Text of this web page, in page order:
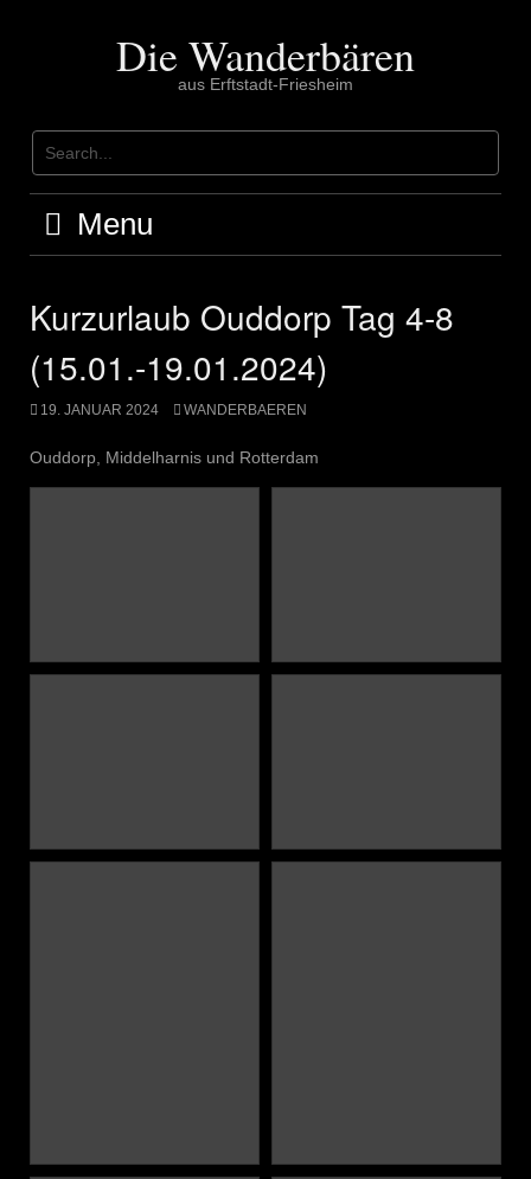
Die Wanderbären
aus Erftstadt-Friesheim
Menu
Kurzurlaub Ouddorp Tag 4-8
(15.01.-19.01.2024)
19. JANUAR 2024 WANDERBAEREN
Ouddorp, Middelharnis⁩ und Rotterdam